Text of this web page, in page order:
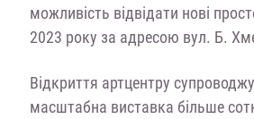
можливість відвідати нові
2023 року за адресою вул. Б.
Відкриття артцентру
масштабна виставка більше